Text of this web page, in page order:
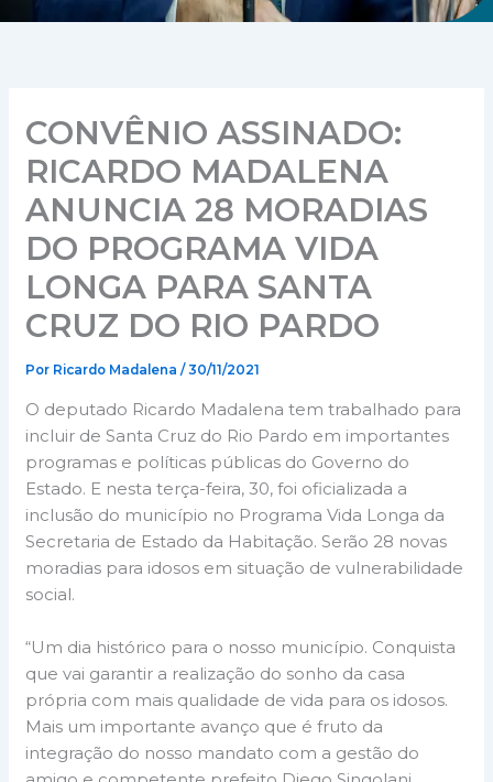
CONVÊNIO ASSINADO:
RICARDO MADALENA
ANUNCIA 28 MORADIAS
DO PROGRAMA VIDA
LONGA PARA SANTA
CRUZ DO RIO PARDO
Por Ricardo Madalena/30/11/2021
O deputado Ricardo Madalena tem trabalhado para
incluir de Santa Cruz do Rio Pardo em importantes
programas e políticas públicas do Governo do
Estado. E nesta terça-feira, 30, foi oficializada a
inclusão do município no Programa Vida Longa da
Secretaria de Estado da Habitação. Serão 28 novas
moradias para idosos em situação de vulnerabilidade
social.
“Um dia histórico para o nosso município. Conquista
que vai garantir a realização do sonho da casa
própria com mais qualidade de vida para os idosos.
Mais um importante avanço que é fruto da
integração do nosso mandato com a gestão do